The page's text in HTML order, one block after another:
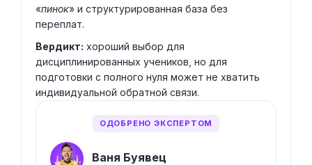
«пинок» и структурированная база без
переплат.
Вердикт: хороший выбор для
дисциплинированных учеников, но для
подготовки с полного нуля может не хватить
индивидуальной обратной связи.
ОДОБРЕНО ЭКСПЕРТОМ
Ваня Буявец